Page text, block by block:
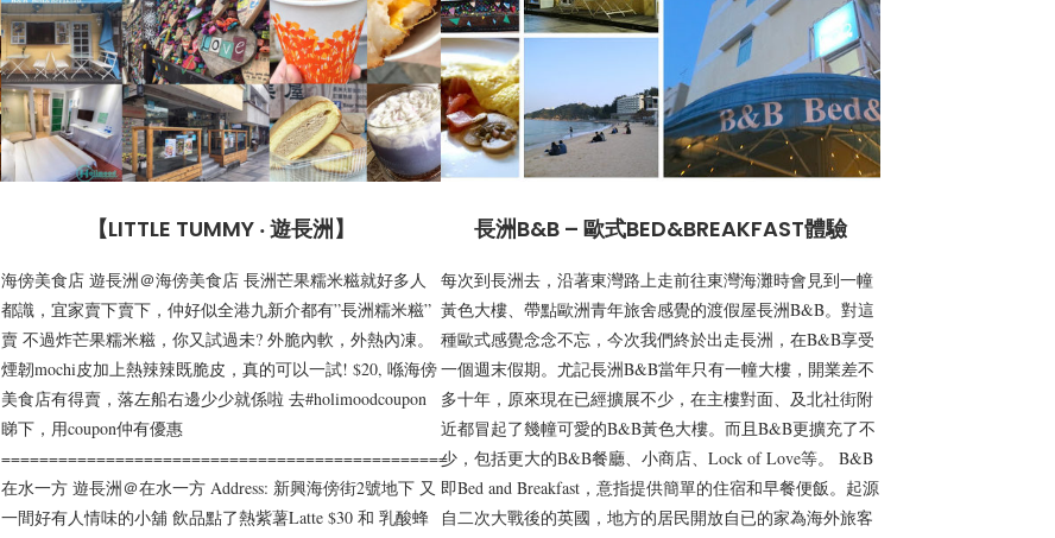
【LITTLE TUMMY ‧ 遊長洲】
海傍美食店 遊長洲＠海傍美食店 長洲芒果糯米糍就好多人
都識，宜家賣下賣下，仲好似全港九新介都有”長洲糯米糍”
賣 不過炸芒果糯米糍，你又試過未? 外脆內軟，外熱內凍。
煙韌mochi皮加上熱辣辣既脆皮，真的可以一試! $20, 喺海傍
美食店有得賣，落左船右邊少少就係啦 去#holimoodcoupon
睇下，用coupon仲有優惠
===============================================
在水一方 遊長洲＠在水一方 Address: 新興海傍街2號地下 又
一間好有人情味的小舖 飲品點了熱紫薯Latte $30 和 乳酸蜂
長洲B&B – 歐式BED&BREAKFAST體驗
每次到長洲去，沿著東灣路上走前往東灣海灘時會見到一幢
黃色大樓、帶點歐洲青年旅舍感覺的渡假屋長洲B&B。對這
種歐式感覺念念不忘，今次我們終於出走長洲，在B&B享受
一個週末假期。尤記長洲B&B當年只有一幢大樓，開業差不
多十年，原來現在已經擴展不少，在主樓對面、及北社街附
近都冒起了幾幢可愛的B&B黃色大樓。而且B&B更擴充了不
少，包括更大的B&B餐廳、小商店、Lock of Love等。 B&B
即Bed and Breakfast，意指提供簡單的住宿和早餐便飯。起源
自二次大戰後的英國，地方的居民開放自已的家為海外旅客